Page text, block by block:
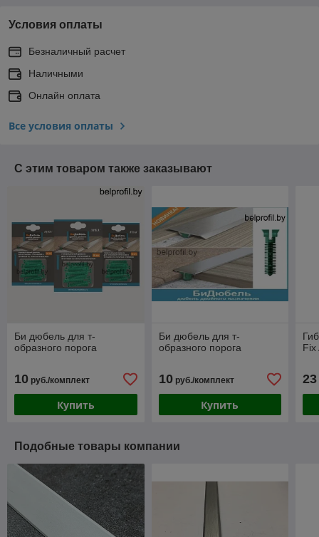
Условия оплаты
Безналичный расчет
Наличными
Онлайн оплата
Все условия оплаты
С этим товаром также заказывают
Би дюбель для т-
образного порога
10 руб./комплект
Купить
Би дюбель для т-
образного порога
10руб./комплект
Купить
23
Подобные товары компании